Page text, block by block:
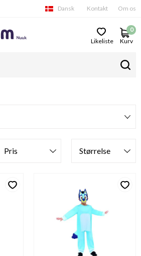
Kontakt Om os
Dansk
Kurv
0
Likeliste
Pris Størrelse